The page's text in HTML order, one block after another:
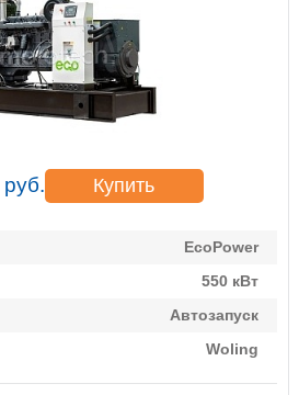
руб. Купить
EcoPower
550 кВт
Автозапуск
Woling